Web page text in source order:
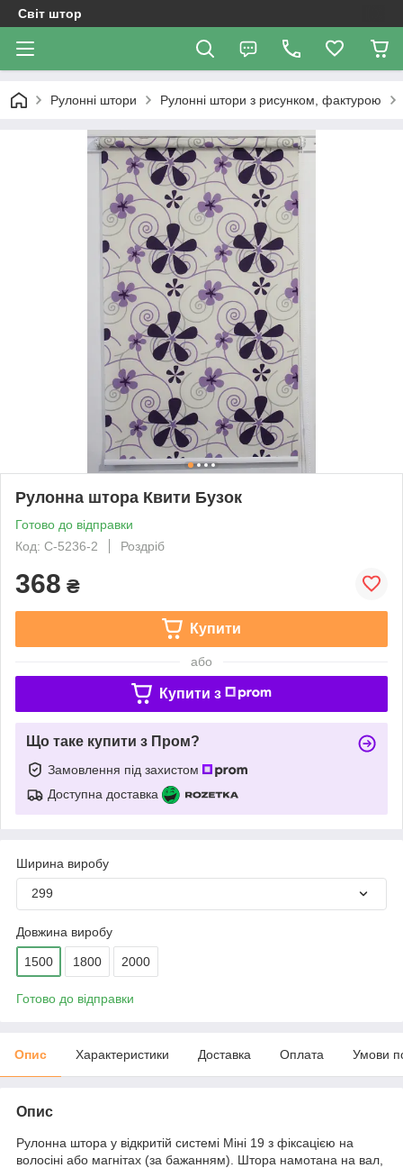
Світ штор
Рулонні штори Рулонні штори з рисунком, фактурою
Рулонна штора Квити Бузок
Готово до відправки
Код: С-5236-2
Роздріб
368 ₴
Купити
або
Купити з
Що таке купити з Пром?
Замовлення під захистом
Доступна доставка
Ширина виробу
299
Довжина виробу
1500 1800 2000
Готово до відправки
Опис Характеристики Доставка Оплата Умови
Опис
Рулонна штора у відкритій системі Міні 19 з фіксацією на
волосіні або магнітах (за бажанням). Штора намотана на вал,